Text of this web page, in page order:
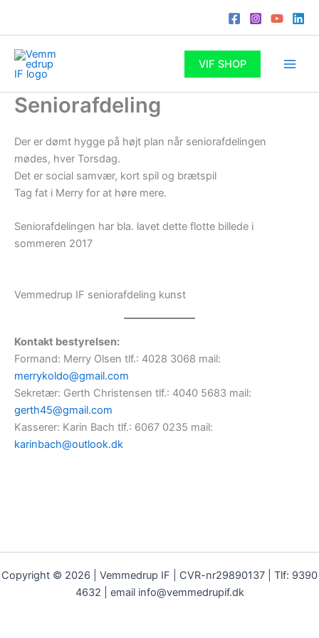
VIF SHOP
Seniorafdeling
Der er dømt hygge på højt plan når seniorafdelingen
mødes, hver Torsdag.
Det er social samvær, kort spil og brætspil
Tag fat i Merry for at høre mere.
Seniorafdelingen har bla. lavet dette flotte billede i
sommeren 2017
Vemmedrup IF seniorafdeling kunst
Kontakt bestyrelsen:
Formand: Merry Olsen tlf.: 4028 3068 mail:
merrykoldo@gmail.com
Sekretær: Gerth Christensen tlf.: 4040 5683 mail:
gerth45@gmail.com
Kasserer: Karin Bach tlf.: 6067 0235 mail:
karinbach@outlook.dk
Copyright © 2026 | Vemmedrup IF | CVR-nr29890137 | Tlf: 9390
4632 | email info@vemmedrupif.dk